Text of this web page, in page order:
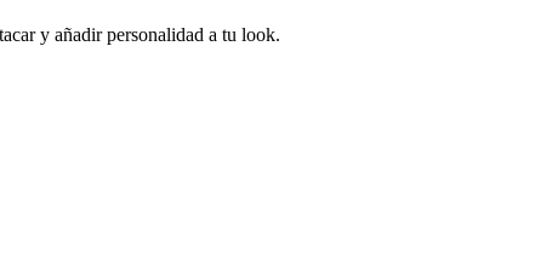
y añadir personalidad a tu look.